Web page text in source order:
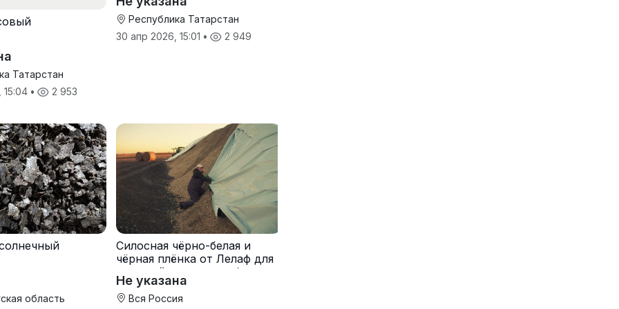
Татарстан
15:04 • 2 953
Республика Татарстан
30 апр 2026, 15:01 • 2 949
область
Силосная чёрно-белая и
чёрная плёнка от Лелаф для
траншей и ям силоса/сенажа
Не указана
Вся Россия